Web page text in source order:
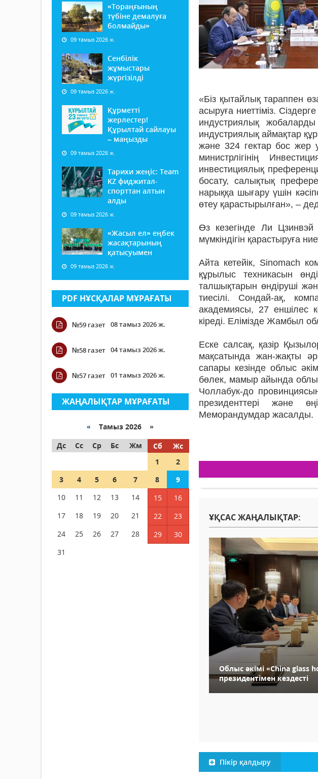
«Тораңғының
түбіне демалуға
болмайды»
09 тамыз 2026 ж.
Сенбілік
жұмыстары
жүргізілді
09 тамыз 2026 ж.
Құрметті
жерлестер!
Құрылтай сайлауы
– маңызды
09 тамыз 2026 ж.
Тарихи жеңіс: Team
KZ фиджитал-
спорттан алтын
алды
09 тамыз 2026 ж.
«Жасыл ел» еңбек
жасақтарының
қатысуымен
09 тамыз 2026 ж.
PDF НҰСҚАЛАР МҰРАҒАТЫ
№59 газет 08 тамыз 2026 ж.
№58 газет 04 тамыз 2026 ж.
№57 газет 01 тамыз 2026 ж.
ЖАҢАЛЫҚТАР МҰРАҒАТЫ
« Тамыз 2026 »
Дс
Сс Ср Бс Жм Сб
Жс
1
2
3
4 5 6 7 8
9
10
11 12 13 14 15
16
17
18 19 20 21 22
23
24
25 26 27 28 29
30
31
«Біз қытайлық тараппен
асыруға ниеттіміз.
индустриялық
индустриялық аймақтар
және 324 гектар бос жер
министрлігінің
инвестициялық
босату, салықтық
нарыққа шығару үшін
өтеу қарастырылған», –
Өз кезегінде Ли
мүмкіндігін қарастыруға
Айта кетейік, Sinomach
құрылыс техникасын
талшықтарын өндіруші
тиесілі. Сондай-ақ,
академиясы, 27 еншілес
кіреді. Елімізде Жамбыл
Еске салсақ, қазір
мақсатында жан-жақты
сапары кезінде облыс
бөлек, мамыр айында
Чоллабук-до
президенттері және
Меморандумдар жасалды.
ҰҚСАС ЖАҢАЛЫҚТАР:
Облыс әкімі «Сhina glass
президентімен кездесті
Пікір қалдыру